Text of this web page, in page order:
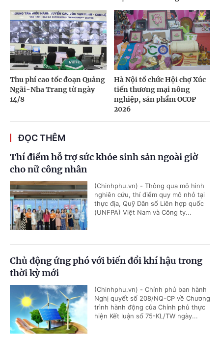
Thu phí cao tốc đoạn Quảng
Ngãi-Nha Trang từ ngày
14/8
Hà Nội tổ chức Hội chợ Xúc
tiến thương mại nông
nghiệp, sản phẩm OCOP
2026
ĐỌC THÊM
Thí điểm hỗ trợ sức khỏe sinh sản ngoài giờ
cho nữ công nhân
(Chinhphu.vn) - Thông qua mô hình
nghiên cứu, thí điểm quy mô nhỏ tại
thực địa, Quỹ Dân số Liên hợp quốc
(UNFPA) Việt Nam và Công ty...
Chủ động ứng phó với biến đổi khí hậu trong
thời kỳ mới
(Chinhphu.vn) - Chính phủ ban hành
Nghị quyết số 208/NQ-CP về Chương
trình hành động của Chính phủ thực
hiện Kết luận số 75-KL/TW ngày...